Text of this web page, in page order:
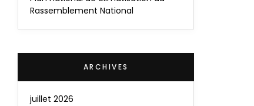
Rassemblement National
ARCHIVES
juillet 2026